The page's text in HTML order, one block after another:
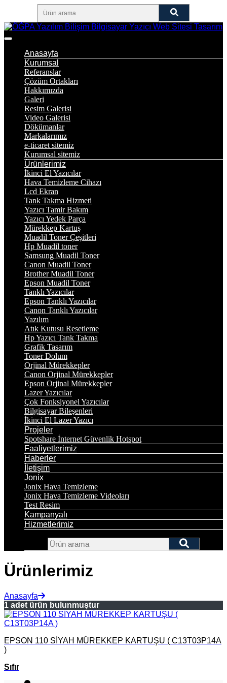
Anasayfa
Kurumsal
Referanslar
Çözüm Ortakları
Hakkımızda
Galeri
Resim Galerisi
Video Galerisi
Dökümanlar
Markalarımız
e-ticaret sitemiz
Kurumsal sitemiz
Ürünlerimiz
İkinci El Yazıcılar
Hava Temizleme Cihazı
Lcd Ekran
Tank Takma Hizmeti
Yazıcı Tamir Bakım
Yazıcı Yedek Parça
Mürekkep Kartuş
Muadil Toner Çeşitleri
Hp Muadil toner
Samsung Muadil Toner
Canon Muadil Toner
Brother Muadil Toner
Epson Muadil Toner
Tanklı Yazıcılar
Epson Tanklı Yazıcılar
Canon Tanklı Yazıcılar
Yazılım
Atık Kutusu Resetleme
Hp Yazıcı Tank Takma
Grafik Tasarım
Toner Dolum
Orjinal Mürekkepler
Canon Orjinal Mürekkepler
Epson Orjinal Mürekkepler
Lazer Yazıcılar
Çok Fonksiyonel Yazıcılar
Bilgisayar Bileşenleri
İkinci El Lazer Yazıcı
Projeler
Spotshare İnternet Güvenlik Hotspot
Faaliyetlerimiz
Haberler
İletişim
Jonix
Jonix Hava Temizleme
Jonix Hava Temizleme Videoları
Test Resim
Kampanyalı
Hizmetlerimiz
Ürünlerimiz
Anasayfa
1 adet ürün bulunmuştur
EPSON 110 SİYAH MÜREKKEP KARTUŞU ( C13T03P14A
)
Sıfır